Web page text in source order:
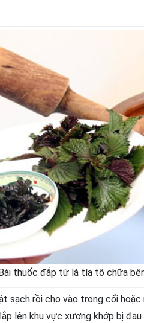
Bài thuốc đắp từ lá tía tô chữa
sạch rồi cho vào trong cối hoặc
lên khu vực xương khớp bị